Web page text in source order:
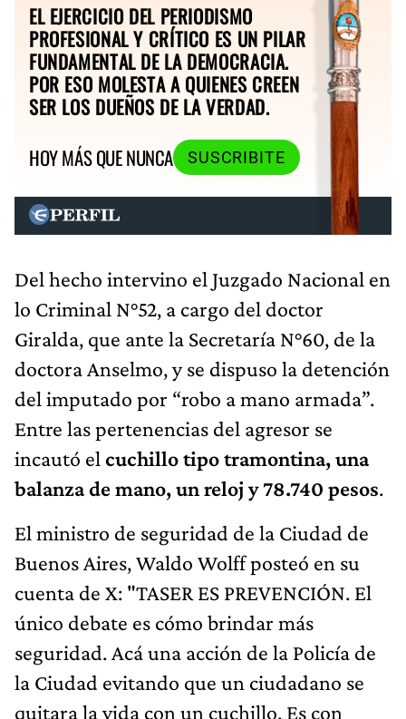
EL EJERCICIO DEL PERIODISMO
PROFESIONAL Y CRÍTICO ES UN PILAR
FUNDAMENTAL DE LA DEMOCRACIA.
POR ESO MOLESTA A QUIENES CREEN
SER LOS DUEÑOS DE LA VERDAD.
HOY MÁS QUE NUNCA
SUSCRIBITE
Del hecho intervino el Juzgado Nacional en
lo Criminal N°52, a cargo del doctor
Giralda, que ante la Secretaría N°60, de la
doctora Anselmo, y se dispuso la detención
del imputado por “robo a mano armada”.
Entre las pertenencias del agresor se
incautó el cuchillo tipo tramontina, una
balanza de mano, un reloj y 78.740 pesos.
El ministro de seguridad de la Ciudad de
Buenos Aires, Waldo Wolff posteó en su
cuenta de X: "TASER ES PREVENCIÓN. El
único debate es cómo brindar más
seguridad. Acá una acción de la Policía de
la Ciudad evitando que un ciudadano se
quitara la vida con un cuchillo. Es con